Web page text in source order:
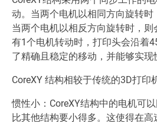
动。当两个电机以相同方向旋转时
当两个电机以相反方向旋转时，则
有1个电机转动时，打印头会沿着
了精确且稳定的移动，并能够实现
CoreXY 结构相较于传统的3D打印
惯性小：CoreXY结构中的电机可
比其他结构要小得多。这使得在